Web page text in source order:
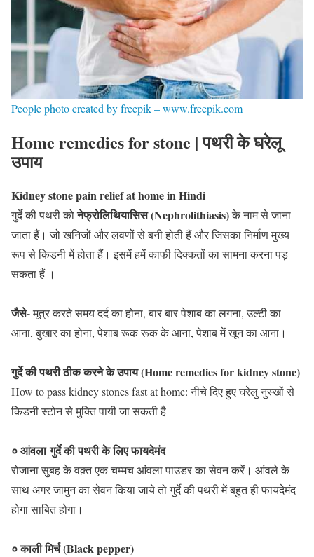
People photo created by freepik – www.freepik.com
Home remedies for stone | पथरी के घरेलू
उपाय
Kidney stone pain relief at home in Hindi
गुर्दे की पथरी कोनेफ्रोलिथियासिस (Nephrolithiasis)के नाम से जाना
जाता हैं। जो खनिजों और लवणों से बनी होती हैं और जिसका निर्माण मुख्य
रूप से किडनी में होता हैं। इसमें हमें काफी दिक्कतों का सामना करना पड़
सकता हैं ।
जैसे-मूत्र करते समय दर्द का होना, बार बार पेशाब का लगना, उल्टी का
आना, बुखार का होना, पेशाब रूक रूक के आना, पेशाब में खून का आना।
गुर्दे की पथरी ठीक करने के उपाय (Home remedies for kidney stone)
How to pass kidney stones fast at home: नीचे दिए हुए घरेलु नुस्खों से
किडनी स्टोन से मुक्ति पायी जा सकती है
० आंवला गुर्दे की पथरी के लिए फायदेमंद
रोजाना सुबह के वक़्त एक चम्मच आंवला पाउडर का सेवन करें। आंवले के
साथ अगर जामुन का सेवन किया जाये तो गुर्दे की पथरी में बहुत ही फायदेमंद
होगा साबित होगा।
० काली मिर्च (Black pepper)